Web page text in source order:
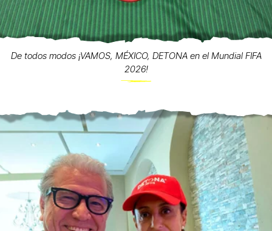
De todos modos ¡VAMOS, MÉXICO, DETONA en el Mundial FIFA
2026!